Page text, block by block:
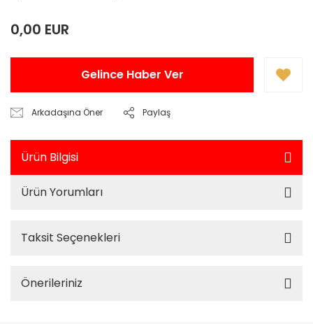
0,00 EUR
Gelince Haber Ver
Arkadaşına Öner Paylaş
Ürün Bilgisi
Ürün Yorumları
Taksit Seçenekleri
Önerileriniz